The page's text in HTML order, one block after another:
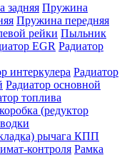
задняя Пружина
Пружина передняя
рейки Пыльник
EGR Радиатор
интеркулера Радиатор
Радиатор основной
топлива
(редуктор
рычага КПП
контроля Рамка